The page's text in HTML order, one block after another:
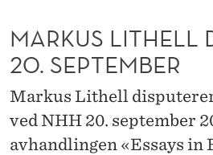
E
L
L
D
MARKUS LITHELL
20. SEPTEMBER
Markus Lithell
ved NHH 20. september
avhandlingen «Essays in